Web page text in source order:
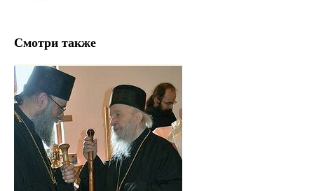
Смотри также